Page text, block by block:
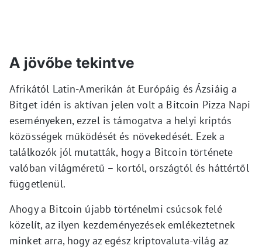
A jövőbe tekintve
Afrikától Latin-Amerikán át Európáig és Ázsiáig a
Bitget idén is aktívan jelen volt a Bitcoin Pizza Napi
eseményeken, ezzel is támogatva a helyi kriptós
közösségek működését és növekedését. Ezek a
találkozók jól mutatták, hogy a Bitcoin története
valóban világméretű – kortól, országtól és háttértől
függetlenül.
Ahogy a Bitcoin újabb történelmi csúcsok felé
közelít, az ilyen kezdeményezések emlékeztetnek
minket arra, hogy az egész kriptovaluta-világ az